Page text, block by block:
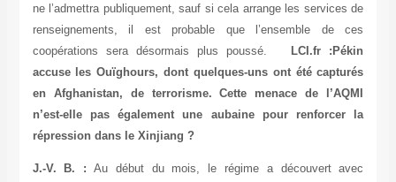
ne l’admettra publiquement, sauf si cela arrange les services de
renseignements, il est probable que l’ensemble de ces
coopérations sera désormais plus poussé.
LCI.fr : Pékin
accuse les Ouïghours, dont quelques-uns ont été capturés
en Afghanistan, de terrorisme. Cette menace de l’AQMI
n’est-elle pas également une aubaine pour renforcer la
répression dans le Xinjiang ?
J.-V. B. : Au début du mois, le régime a découvert avec